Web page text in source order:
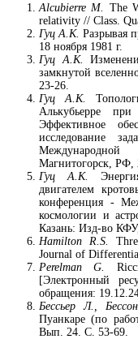
Alcubierre M. The
relativity // Class.
Гуц А.К. Разрывая
18 ноября 1981 г.
Гуц А.К.
замкнутой
23-26.
Гуц А.К.
Алькубьерре
Эффективное
исследование
Международной
Магнитогорск, РФ,
Гуц А.К.
двигателем
конференция -
космологии и
Казань: Изд-во
Hamilton R.S.
Journal of
Perelman G.
[Электронный
обращения:
Бессьер Л.,
Пуанкаре (по
Вып. 24. C. 53-69.